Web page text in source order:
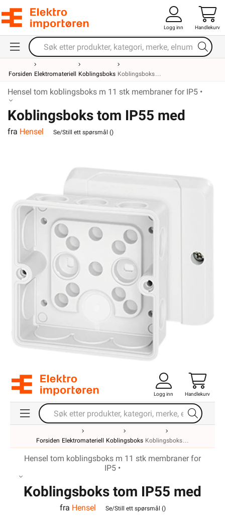
Logg inn Handlekurv
Forsiden Elektromateriell Koblingsboks Koblingsboks
Hensel tom koblingsboks m 11 stk membraner for IP5 •
Koblingsboks tom IP55 med
membraner DE 9321 Hensel
fra Hensel Se/Still ett spørsmål ()
Logg inn Handlekurv
Forsiden Elektromateriell Koblingsboks Koblingsboks
Hensel tom koblingsboks m 11 stk membraner for
IP5 •
Koblingsboks tom IP55 med
membraner DE 9321 Hensel
fra Hensel Se/Still ett spørsmål ()